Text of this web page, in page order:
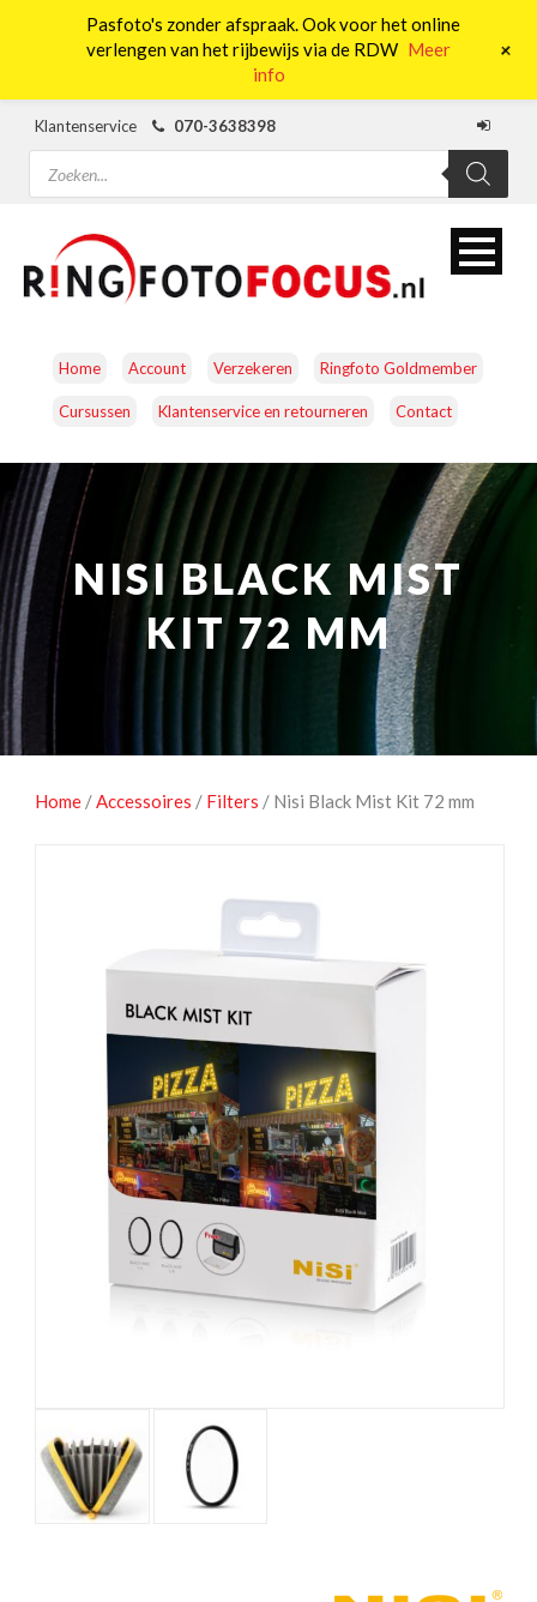
Klantenservice
070-3638398
Producten
zoeken
Home Account Verzekeren Ringfoto Goldmember
Cursussen Klantenservice en retourneren Contact
CAMERA’S OBJECTIEVEN ACCESSOIRES
NATUUROBSERVATIE MEDIA EN ENERGIE
STUDIOFOTOGRAFIE OCCASIONS
NISI BLACK MIST
KIT 72 MM
Home /Accessoires / Filters / Nisi Black Mist Kit 72 mm
Pasfoto's zonder afspraak. Ook voor het online
verlengen van het rijbewijs via de RDW Meer
info
+